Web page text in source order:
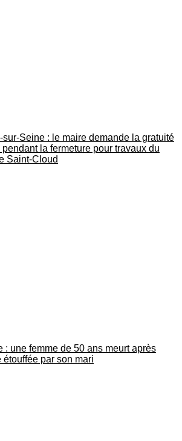
sur-Seine : le maire demande la gratuité
pendant la fermeture pour travaux du
Saint-Cloud
: une femme de 50 ans meurt après
étouffée par son mari